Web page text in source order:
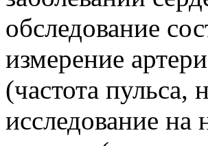
обследование
измерение
(частота
исследование на